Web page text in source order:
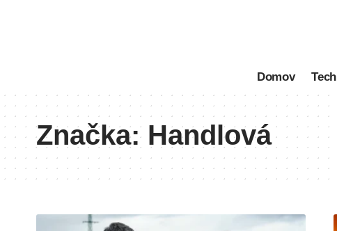
Domov Tech
Značka: Handlová